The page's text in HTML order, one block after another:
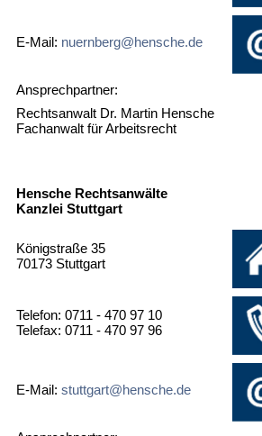
E-Mail: nuernberg@hensche.de
Ansprechpartner:
Rechtsanwalt Dr. Martin Hensche
Fachanwalt für Arbeitsrecht
Hensche Rechtsanwälte
Kanzlei Stuttgart
Königstraße 35
70173 Stuttgart
Telefon: 0711 - 470 97 10
Telefax: 0711 - 470 97 96
E-Mail: stuttgart@hensche.de